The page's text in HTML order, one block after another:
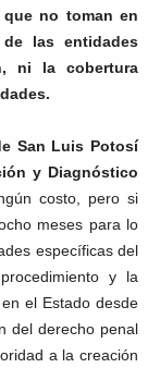
no toman en
las entidades
ni la cobertura
San Luis Potosí
y Diagnóstico
costo, pero si
meses para lo
específicas del
y la
el Estado desde
del derecho penal
a la creación